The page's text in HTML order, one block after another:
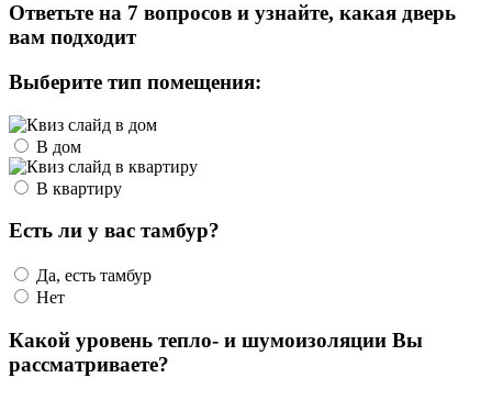
Ответьте на 7 вопросов и узнайте, какая дверь
вам подходит
Выберите тип помещения:
В дом
В квартиру
Есть ли у вас тамбур?
Да, есть тамбур
Нет
Какой уровень тепло- и шумоизоляции Вы
рассматриваете?